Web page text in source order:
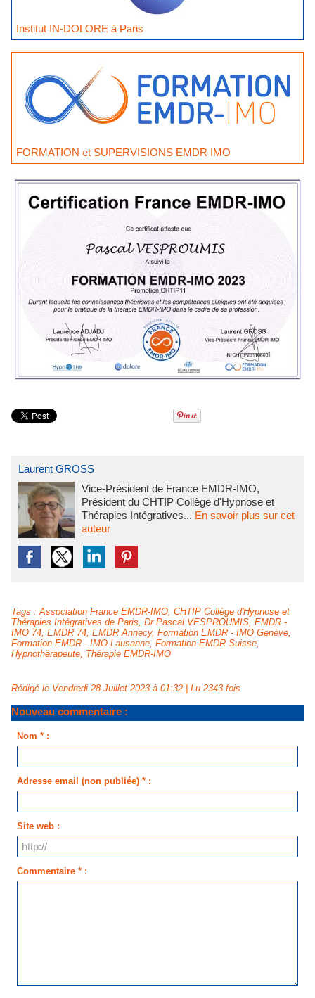
Institut IN-DOLORE à Paris
FORMATION et SUPERVISIONS EMDR IMO
Laurent GROSS
Vice-Président de France EMDR-IMO,
Président du CHTIP Collège d'Hypnose et
Thérapies Intégratives... En savoir plus sur cet
auteur
Tags : Association France EMDR-IMO CHTIP Collège d'Hypnose et
Thérapies Intégratives de Paris Dr Pascal VESPROUMIS EMDR -
IMO 74 EMDR 74 EMDR Annecy, Formation EMDR - IMO Genève
Formation EMDR - IMO Lausanne Formation EMDR Suisse
Hypnothérapeute Thérapie EMDR-IMO
Rédigé le Vendredi 28 Juillet 2023 à 01:32 | Lu 2343 fois
Nouveau commentaire :
Nom * :
Adresse email (non publiée) * :
Site web :
Commentaire * :